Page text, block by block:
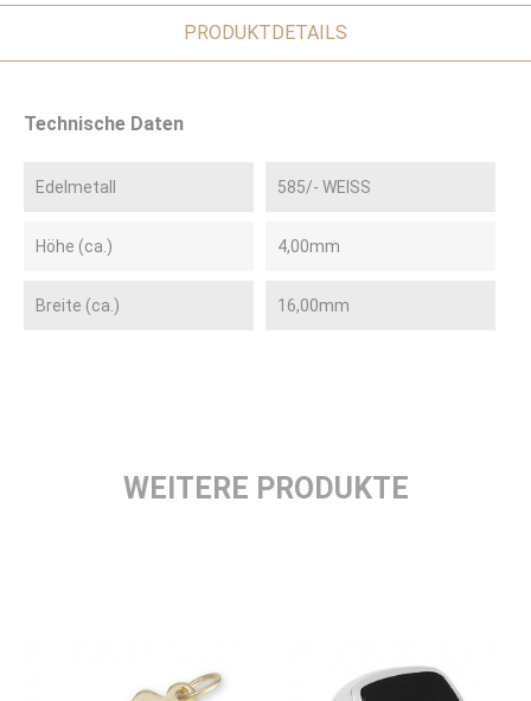
PRODUKTDETAILS
Technische Daten
Edelmetall 585/- WEISS
Höhe (ca.) 4,00mm
Breite (ca.) 16,00mm
WEITERE PRODUKTE